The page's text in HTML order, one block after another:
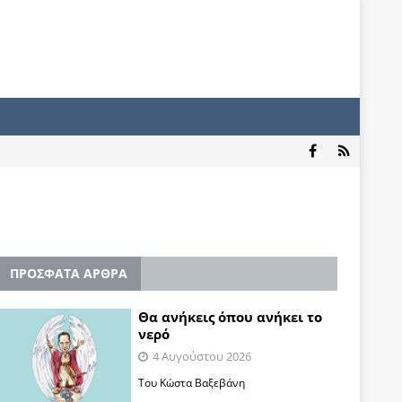
ΠΡΟΣΦΑΤΑ ΑΡΘΡΑ
Θα ανήκεις όπου ανήκει το
νερό
4 Αυγούστου 2026
Του Κώστα Βαξεβάνη